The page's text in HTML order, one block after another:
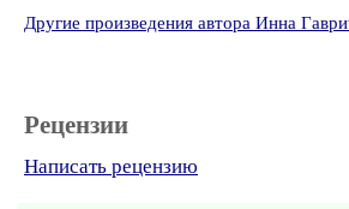
Другие произведения автора Инна
Рецензии
Написать рецензию